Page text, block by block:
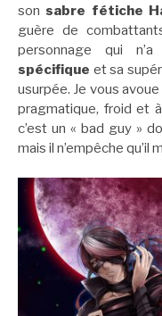
sonsabre fétiche
guère de
personnage qui
spécifique et sa
usurpée. Je vous
pragmatique, froid et
c’est un « bad guy »
mais il n’empêche qu’il